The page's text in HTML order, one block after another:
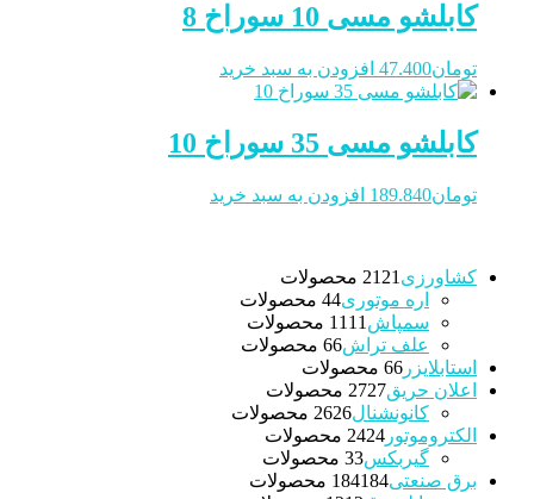
کابلشو مسی 10 سوراخ 8
تومان47.400 افزودن به سبد خرید
کابلشو مسی 35 سوراخ 10
تومان189.840 افزودن به سبد خرید
کشاورزی 21 21 محصولات
اره موتوری 44 محصولات
سمپاش
11 11 محصولات
علف تراش 66 محصولات
استابلایزر
66 محصولات
اعلان حریق
2727 محصولات
کانونشنال
2626 محصولات
الکتروموتور
2424 محصولات
گیربکس 33 محصولات
برق صنعتی
184184 محصولات